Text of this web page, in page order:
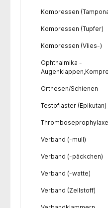
Kompressen
Kompressen (Tupfer)
Kompressen (Vlies-)
Ophthalmika -
Orthesen/Schienen
Testpflaster (Epikutan)
Verband (-mull)
Verband (-päckchen)
Verband (-watte)
Verband (Zellstoff)